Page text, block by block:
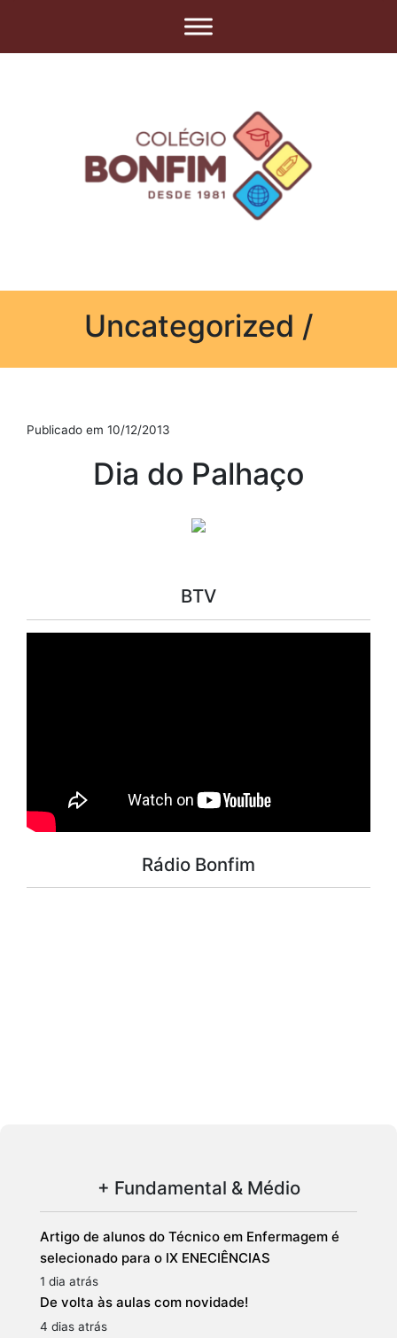
Uncategorized /
Publicado em 10/12/2013
Dia do Palhaço
BTV
Rádio Bonfim
+ Fundamental & Médio
Artigo de alunos do Técnico em Enfermagem é
selecionado para o IX ENECIÊNCIAS
1 dia atrás
De volta às aulas com novidade!
4 dias atrás